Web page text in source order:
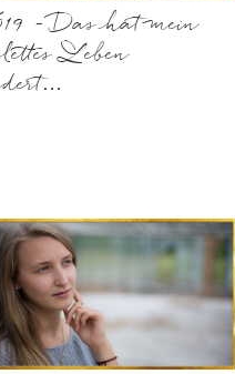
– Das hat mein
Leben